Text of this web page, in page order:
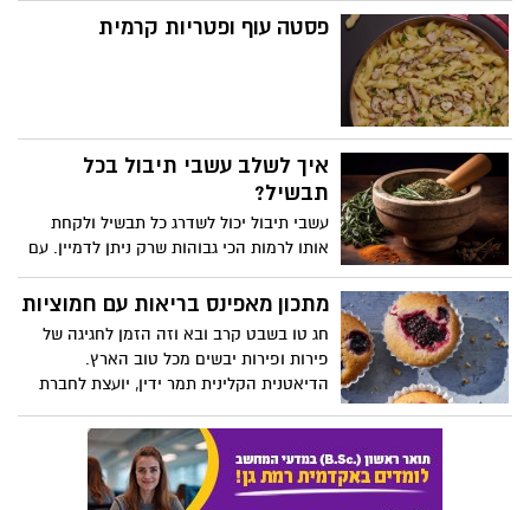
"משני" עשוי מלימונים טריים ומעניק לדג טעם
וארומה נפלאים. המתכון קל להכנה, מתאים
פסטה עוף ופטריות קרמית
איך לשלב עשבי תיבול בכל
תבשיל?
עשבי תיבול יכול לשדרג כל תבשיל ולקחת
אותו לרמות הכי גבוהות שרק ניתן לדמיין. עם
זאת צריך להבין כיצד משלבים את עשבי
התיבול בתבשילים השונים. זה שמדובר על
אומר שתוכלו לשלב אותו ללא שום הבחנה.
במאמר הבא ניתן לכם כמה טיפים חשובים
שבאמצעותם תוכלו לשלב את עשבי התיבול
בצורה טובה ונכונה. מי שיבין איך לשלב את
העשבים השונים ימצא את עצמו מבשל טוב,
וגם נהנה מהאוכל לאחר מכן. הטיפים שנספק
לכם כאן נכונים לכל עשבי התיבול, ללא יוצא
מתכון מאפינס בריאות עם חמוציות
חג טו בשבט קרב ובא וזה הזמן לחגיגה של
פירות ופירות יבשים מכל טוב הארץ.
הדיאטנית הקלינית תמר ידין, יועצת לחברת
בריאות עם חמוציות: